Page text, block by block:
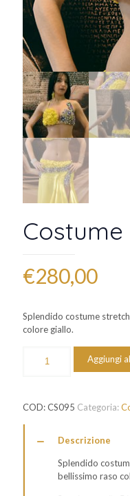
Costume
€280,00
Splendido costume
colore giallo.
CS095-
Aggiungi
COD:CS095 Categoria:
Descrizione
Splendido
bellissimo raso